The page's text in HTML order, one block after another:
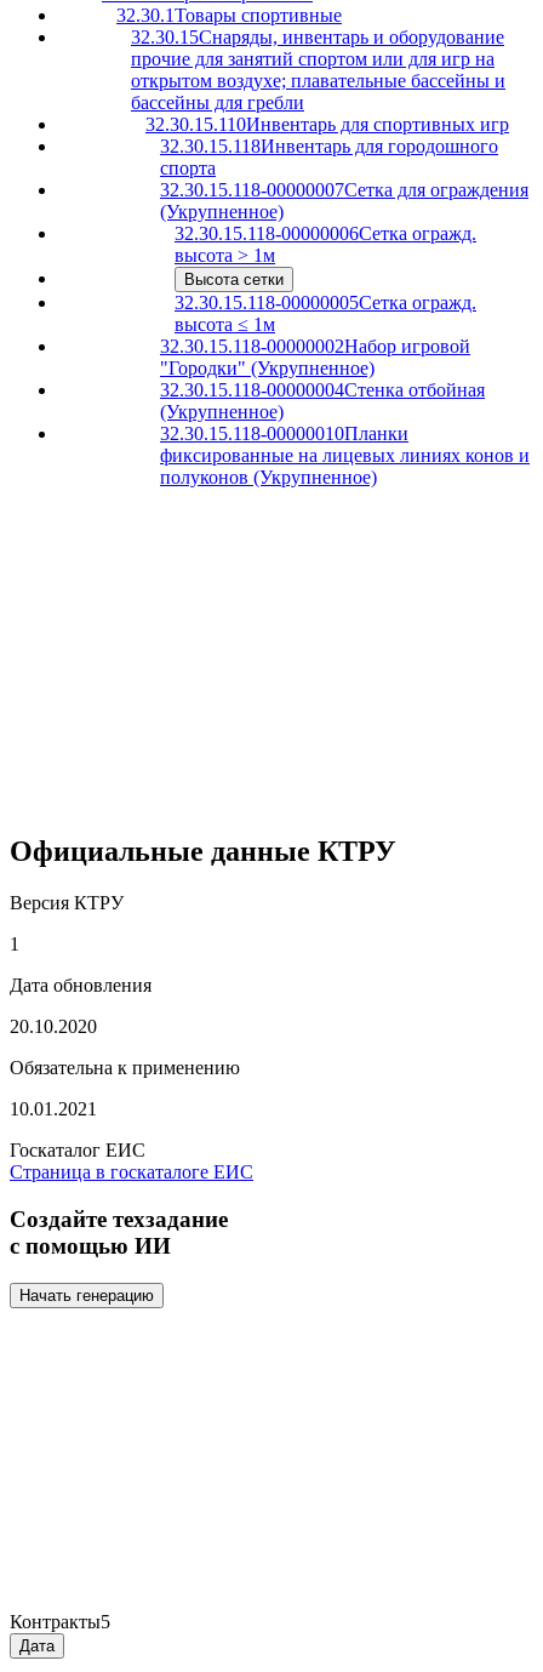
32.30.1Товары спортивные
32.30.15Снаряды, инвентарь и оборудование
прочие для занятий спортом или для игр на
открытом воздухе; плавательные бассейны и
бассейны для гребли
32.30.15.110Инвентарь для спортивных игр
32.30.15.118Инвентарь для городошного
спорта
32.30.15.118-00000007Сетка для ограждения
(Укрупненное)
32.30.15.118-00000006Сетка огражд.
высота > 1м
Высота сетки
32.30.15.118-00000005Сетка огражд.
высота ≤ 1м
32.30.15.118-00000002Набор игровой
"Городки" (Укрупненное)
32.30.15.118-00000004Стенка отбойная
(Укрупненное)
32.30.15.118-00000010Планки
фиксированные на лицевых линиях конов и
полуконов (Укрупненное)
Официальные данные КТРУ
Версия КТРУ
1
Дата обновления
20.10.2020
Обязательна к применению
10.01.2021
Госкаталог ЕИС
Страница в госкаталоге ЕИС
Создайте техзадание
с помощью ИИ
Начать генерацию
Контракты5
Дата